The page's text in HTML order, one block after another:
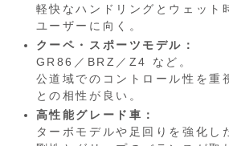
軽快なハンドリングとウェット
ユーザーに向く。
クーペ・スポーツモデル：
GR86／BRZ／Z4 など。
公道域でのコントロール性を重
との相性が良い。
高性能グレード車：
ターボモデルや足回りを強化し